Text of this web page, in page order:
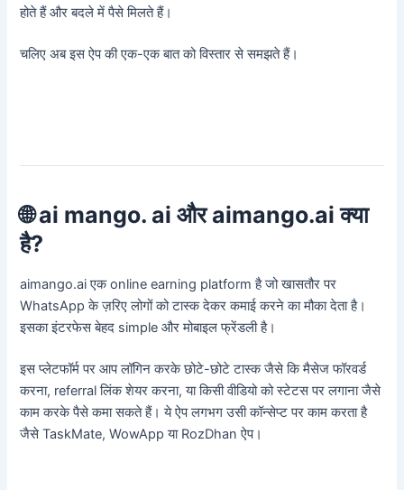
होते हैं और बदले में पैसे मिलते हैं।
चलिए अब इस ऐप की एक-एक बात को विस्तार से समझते हैं।
🌐 ai mango. ai और aimango.ai क्या
है?
aimango.ai एक online earning platform है जो खासतौर पर
WhatsApp के ज़रिए लोगों को टास्क देकर कमाई करने का मौका देता है।
इसका इंटरफेस बेहद simple और मोबाइल फ्रेंडली है।
इस प्लेटफॉर्म पर आप लॉगिन करके छोटे-छोटे टास्क जैसे कि मैसेज फॉरवर्ड
करना, referral लिंक शेयर करना, या किसी वीडियो को स्टेटस पर लगाना जैसे
काम करके पैसे कमा सकते हैं। ये ऐप लगभग उसी कॉन्सेप्ट पर काम करता है
जैसे TaskMate, WowApp या RozDhan ऐप।